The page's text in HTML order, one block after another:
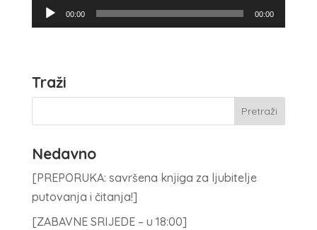
Reproduktor
audiozapisa
00:00 00:00
Traži
Nedavno
[PREPORUKA: savršena knjiga za ljubitelje
putovanja i čitanja!]
[ZABAVNE SRIJEDE – u 18:00]